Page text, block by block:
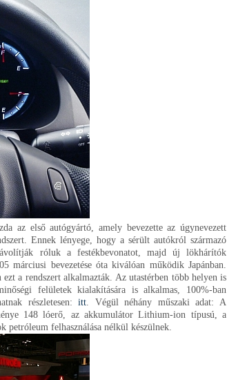
az első autógyártó, amely bevezette az úgynevezett
Ennek lényege, hogy a sérült autókról származó
róluk a festékbevonatot, majd új lökhárítók
márciusi bevezetése óta kiválóan működik Japánban.
a rendszert alkalmazták. Az utastérben több helyen is
felületek kialakítására is alkalmas, 100%-ban
részletesen:itt. Végül néhány műszaki adat: A
148 lóerő, az akkumulátor Lithium-ion típusú, a
petróleum felhasználása nélkül készülnek.